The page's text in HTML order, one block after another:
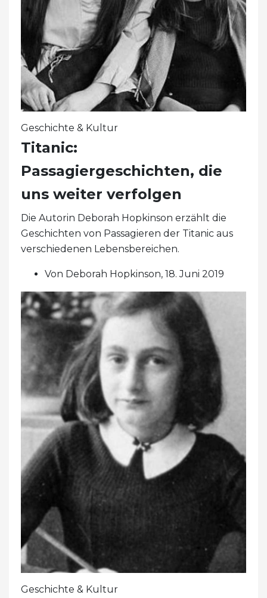
Geschichte & Kultur
Titanic:
Passagiergeschichten, die
uns weiter verfolgen
Die Autorin Deborah Hopkinson erzählt die
Geschichten von Passagieren der Titanic aus
verschiedenen Lebensbereichen.
Von Deborah Hopkinson, 18. Juni 2019
Geschichte & Kultur